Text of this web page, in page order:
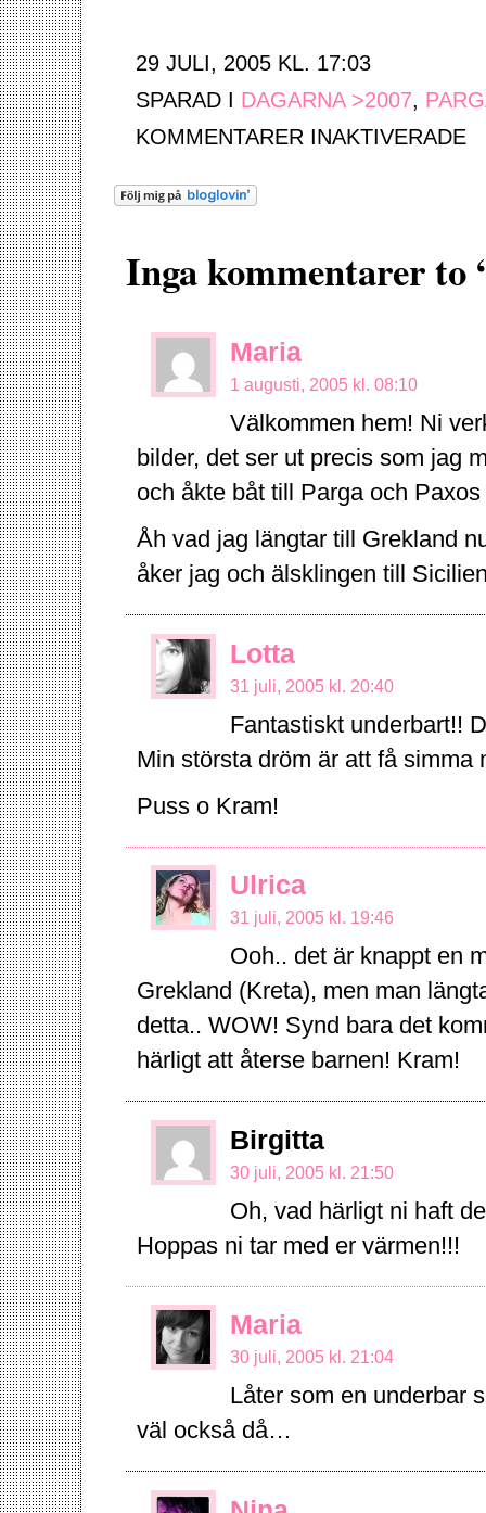
29 JULI, 2005 KL. 17:03
SPARAD I DAGARNA >2007,
KOMMENTARER INAKTIVERADE
Inga kommentarer to
Maria
1 augusti, 2005 kl. 08:10
Välkommen hem! Ni
bilder, det ser ut precis som jag
och åkte båt till Parga och
Åh vad jag längtar till Grekland
åker jag och älsklingen till
Lotta
31 juli, 2005 kl. 20:40
Fantastiskt underbart!!
Min största dröm är att få simma
Puss o Kram!
Ulrica
31 juli, 2005 kl. 19:46
Ooh.. det är knappt en
Grekland (Kreta), men man
detta.. WOW! Synd bara det
härligt att återse barnen! Kram!
Birgitta
30 juli, 2005 kl. 21:50
Oh, vad härligt ni haft
Hoppas ni tar med er värmen!!!
Maria
30 juli, 2005 kl. 21:04
Låter som en underbar
väl också då…